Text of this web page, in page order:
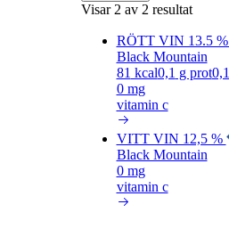
Visar 2 av 2 resultat
RÖTT VIN 13.5 %
Black Mountain
81 kcal0,1 g prot0,1
0 mg
vitamin c
VITT VIN 12,5 %
Black Mountain
0 mg
vitamin c